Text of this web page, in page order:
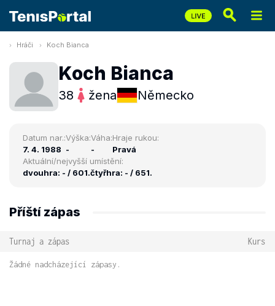
Hráči Koch Bianca
Koch Bianca
38 žena Německo
Datum nar.:
7. 4. 1988
Výška:
-
Váha:
-
Hraje rukou:
Pravá
Aktuální/nejvyšší umístění:
dvouhra: - / 601.čtyřhra: - / 651.
Příští zápas
Turnaj a zápas Kurs
Žádné nadcházející zápasy.